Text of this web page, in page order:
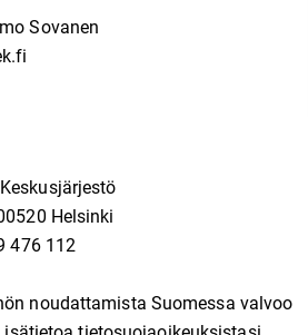
Sovanen
Helsinki
476 112
noudattamista Suomessa valvoo